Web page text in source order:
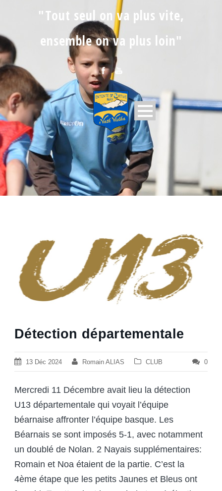
"Tout seul on va plus vite,
ensemble on va plus loin"
Détection départementale
13 Déc 2024 Romain ALIAS CLUB 0
Mercredi 11 Décembre avait lieu la détection
U13 départementale qui voyait l’équipe
béarnaise affronter l’équipe basque. Les
Béarnais se sont imposés 5-1, avec notamment
un doublé de Nolan. 2 Nayais supplémentaires:
Romain et Noa étaient de la partie. C’est la
4ème étape que les petits Jaunes et Bleus ont